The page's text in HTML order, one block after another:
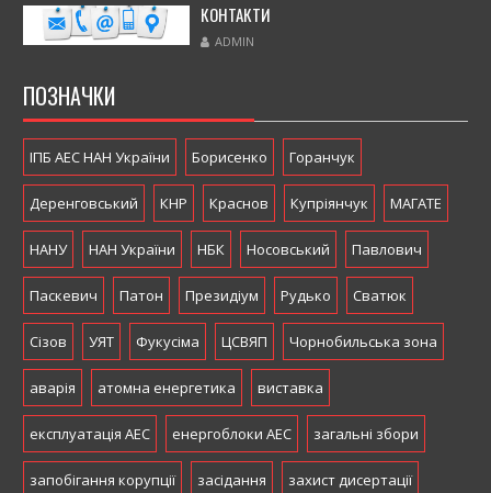
КОНТАКТИ
ADMIN
ПОЗНАЧКИ
ІПБ АЕС НАН України Борисенко Горанчук
Деренговський КНР Краснов Купріянчук МАГАТЕ
НАНУ НАН України НБК Носовський Павлович
Паскевич Патон Президіум Рудько Сватюк
Сізов УЯТ Фукусіма ЦСВЯП Чорнобильська зона
аварія атомна енергетика виставка
експлуатація АЕС енергоблоки АЕС загальні збори
запобігання корупції засідання захист дисертації